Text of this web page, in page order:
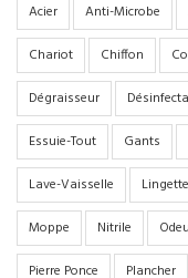
Acier Anti-Microbe
Chariot
Chiffon
Dégraisseur
Essuie-Tout
Gants
Lave-Vaisselle
Moppe
Nitrile
Pierre Ponce
Plancher